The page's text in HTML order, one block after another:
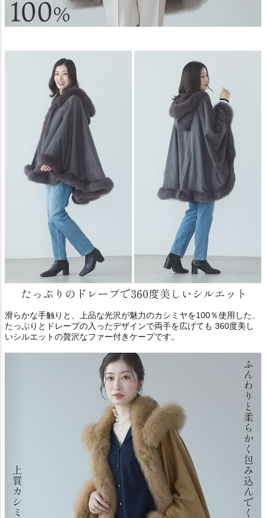
滑らかな手触りと、上品な光沢が魅力のカシミヤを100％使用した、
たっぷりとドレープの入ったデザインで両手を広げても 360度美し
いシルエットの贅沢なファー付きケープです。